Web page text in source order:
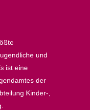
und
ist eine
der
Kinder-,